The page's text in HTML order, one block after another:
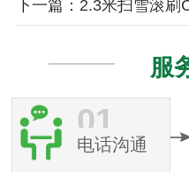
下一篇：2.3米扫雪滚刷
服
01
电话沟通